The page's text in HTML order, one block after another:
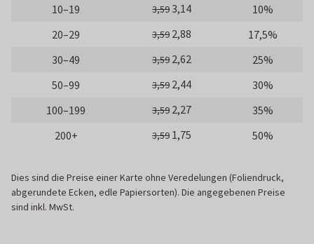
10–19
3,593,14
10%
20–29
3,59 2,88
17,5%
30–49
3,59 2,62
25%
50–99
3,59 2,44
30%
100–199
3,59 2,27
35%
200+
3,59 1,75 50%
Dies sind die Preise einer Karte ohne Veredelungen (Foliendruck,
abgerundete Ecken, edle Papiersorten). Die angegebenen Preise
sind inkl. MwSt.